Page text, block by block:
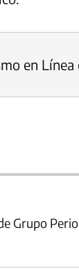
en Línea
Grupo